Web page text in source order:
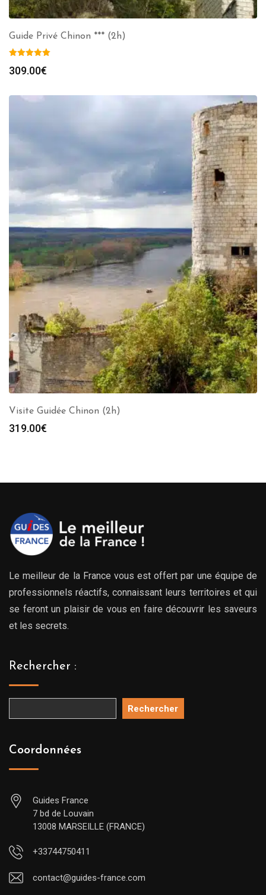
Guide Privé Chinon *** (2h)
309.00€
Visite Guidée Chinon (2h)
319.00€
Le meilleur de la France vous est offert par une équipe de
professionnels réactifs, connaissant leurs territoires et qui
se feront un plaisir de vous en faire découvrir les saveurs
et les secrets.
Rechercher :
Rechercher
Coordonnées
Guides France
7 bd de Louvain
13008 MARSEILLE (FRANCE)
+33744750411
contact@guides-france.com